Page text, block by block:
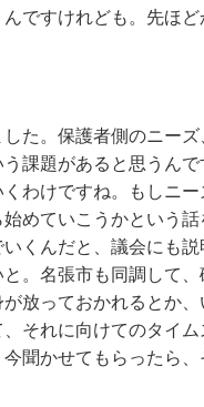
ですけれども。先ほ
た。保護者側のニー
課題があると思うん
わけですね。もしニ
めていこうかという
くんだと、議会にも
。名張市も同調して
放っておかれるとか
それに向けてのタイ
聞かせてもらったら